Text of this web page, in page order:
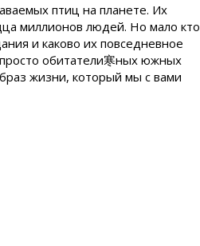
птиц на планете. Их
миллионов людей. Но мало кто
и каково их повседневное
обитатели寒ных южных
жизни, который мы с вами